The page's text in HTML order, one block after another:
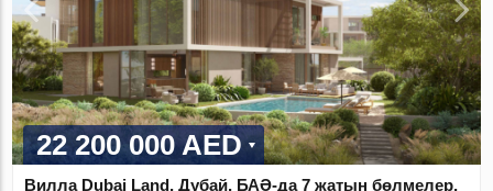
22 200 000 AED
Вилла Dubai Land, Дубай, БАӘ-да 7 жатын бөлмелер,